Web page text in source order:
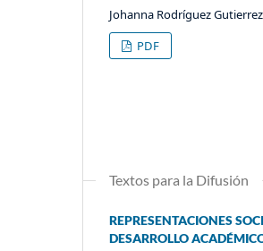
Johanna Rodríguez
PDF
Textos para la Difusión
REPRESENTACIONES
DESARROLLO